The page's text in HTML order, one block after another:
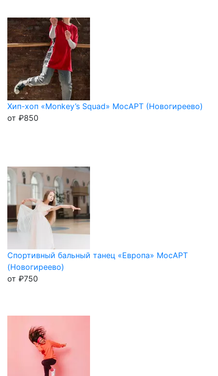
Хип-хоп «Monkey’s Squad» МосАРТ (Новогиреево)
от ₽850
Спортивный бальный танец «Европа» МосАРТ
(Новогиреево)
от ₽750